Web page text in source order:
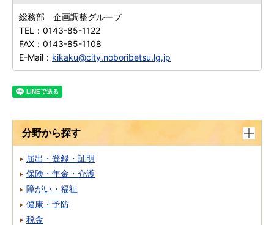
総務部 企画調整グループ
TEL： 0143-85-1122
FAX： 0143-85-1108
E-Mail： kikaku@city.noboribetsu.lg.jp
分野から探す
届出・登録・証明
保険・年金・介護
障がい・福祉
健康・予防
税金